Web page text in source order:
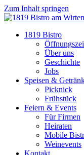
Zum Inhalt springen
1819 Bistro
Über uns
Geschichte
Jobs
Speisen &
Picknick
Frühstück
Feiern & Events
Für Firmen
Heiraten
Mobile
Weinevents
Kontakt